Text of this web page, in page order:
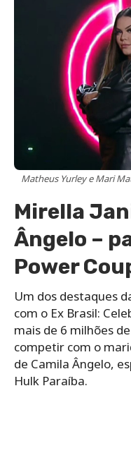
Matheus Yurley e Mari
Mirella
Ângelo –
Power
Um dos destaques
com o Ex Brasil:
mais de 6 milhões
competir com o
de Camila Ângelo,
Hulk Paraíba.